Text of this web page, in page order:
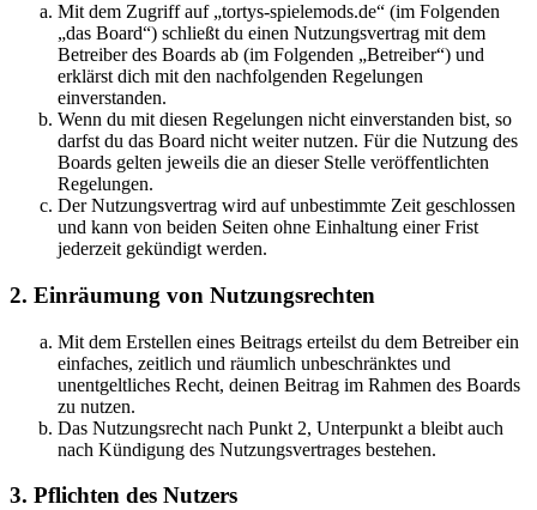
Mit dem Zugriff auf „tortys-spielemods.de“ (im Folgenden
„das Board“) schließt du einen Nutzungsvertrag mit dem
Betreiber des Boards ab (im Folgenden „Betreiber“) und
erklärst dich mit den nachfolgenden Regelungen
einverstanden.
Wenn du mit diesen Regelungen nicht einverstanden bist, so
darfst du das Board nicht weiter nutzen. Für die Nutzung des
Boards gelten jeweils die an dieser Stelle veröffentlichten
Regelungen.
Der Nutzungsvertrag wird auf unbestimmte Zeit geschlossen
und kann von beiden Seiten ohne Einhaltung einer Frist
jederzeit gekündigt werden.
2. Einräumung von Nutzungsrechten
Mit dem Erstellen eines Beitrags erteilst du dem Betreiber ein
einfaches, zeitlich und räumlich unbeschränktes und
unentgeltliches Recht, deinen Beitrag im Rahmen des Boards
zu nutzen.
Das Nutzungsrecht nach Punkt 2, Unterpunkt a bleibt auch
nach Kündigung des Nutzungsvertrages bestehen.
3. Pflichten des Nutzers